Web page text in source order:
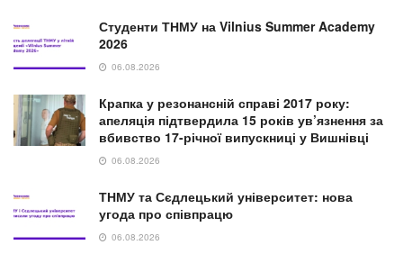
Студенти ТНМУ на Vilnius Summer Academy
2026
06.08.2026
Крапка у резонансній справі 2017 року:
апеляція підтвердила 15 років ув’язнення за
вбивство 17-річної випускниці у Вишнівці
06.08.2026
ТНМУ та Сєдлецький університет: нова
угода про співпрацю
06.08.2026